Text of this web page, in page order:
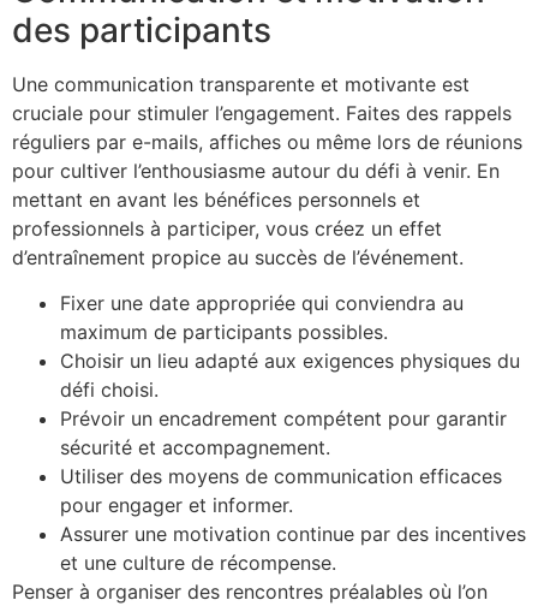
des participants
Une communication transparente et motivante est
cruciale pour stimuler l’engagement. Faites des rappels
réguliers par e-mails, affiches ou même lors de réunions
pour cultiver l’enthousiasme autour du défi à venir. En
mettant en avant les bénéfices personnels et
professionnels à participer, vous créez un effet
d’entraînement propice au succès de l’événement.
Fixer une date appropriée qui conviendra au
maximum de participants possibles.
Choisir un lieu adapté aux exigences physiques du
défi choisi.
Prévoir un encadrement compétent pour garantir
sécurité et accompagnement.
Utiliser des moyens de communication efficaces
pour engager et informer.
Assurer une motivation continue par des incentives
et une culture de récompense.
Penser à organiser des rencontres préalables où l’on